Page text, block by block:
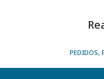
PEDIDOS,